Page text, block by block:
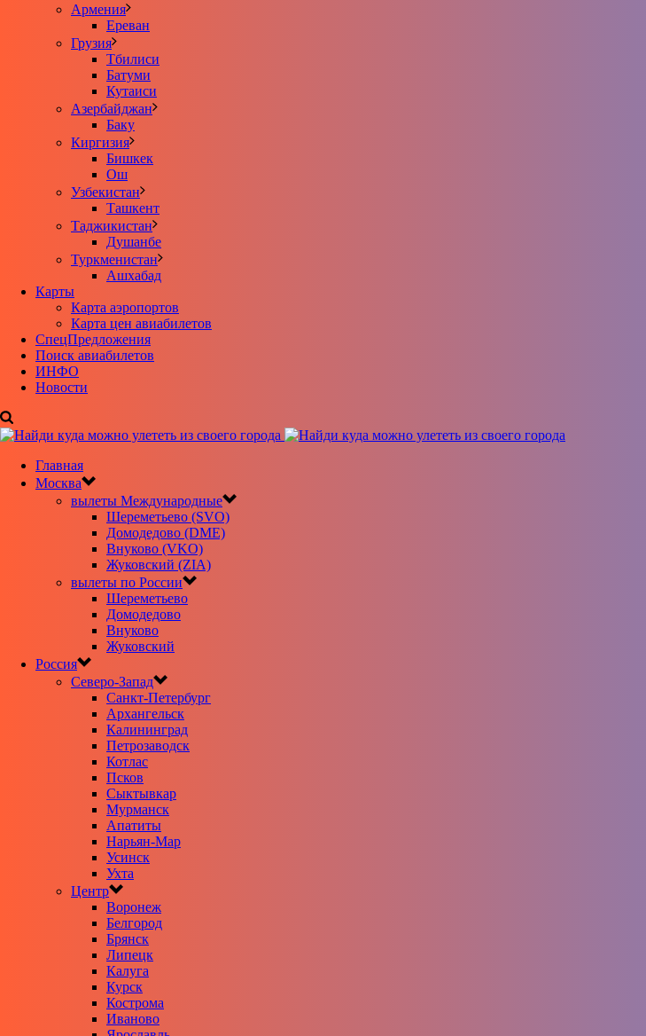
Армения
Ереван
Грузия
Тбилиси
Батуми
Кутаиси
Азербайджан
Баку
Киргизия
Бишкек
Ош
Узбекистан
Ташкент
Таджикистан
Душанбе
Туркменистан
Ашхабад
Карты
Карта аэропортов
Карта цен авиабилетов
CпецПредложения
Поиск авиабилетов
ИНФО
Новости
Главная
Москва
вылеты Международные
Шереметьево (SVO)
Домодедово (DME)
Внуково (VKO)
Жуковский (ZIA)
вылеты по России
Шереметьево
Домодедово
Внуково
Жуковский
Россия
Северо-Запад
Санкт-Петербург
Архангельск
Калининград
Петрозаводск
Котлас
Псков
Сыктывкар
Мурманск
Апатиты
Нарьян-Мар
Усинск
Ухта
Центр
Воронеж
Белгород
Брянск
Липецк
Калуга
Курск
Кострома
Иваново